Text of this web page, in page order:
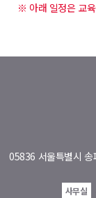
※ 아래 일정은 교
05836 서울특별시
사무실